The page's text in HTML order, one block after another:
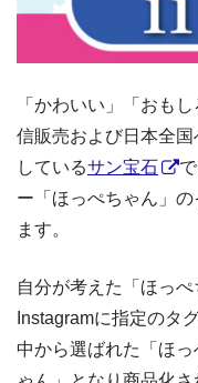
「かわいい」「おも
信販売および日本全
しているサン宝石
ー「ほっぺちゃん」
ます。
自分が考えた「ほっ
Instagramに指定のタ
中から選ばれた「ほ